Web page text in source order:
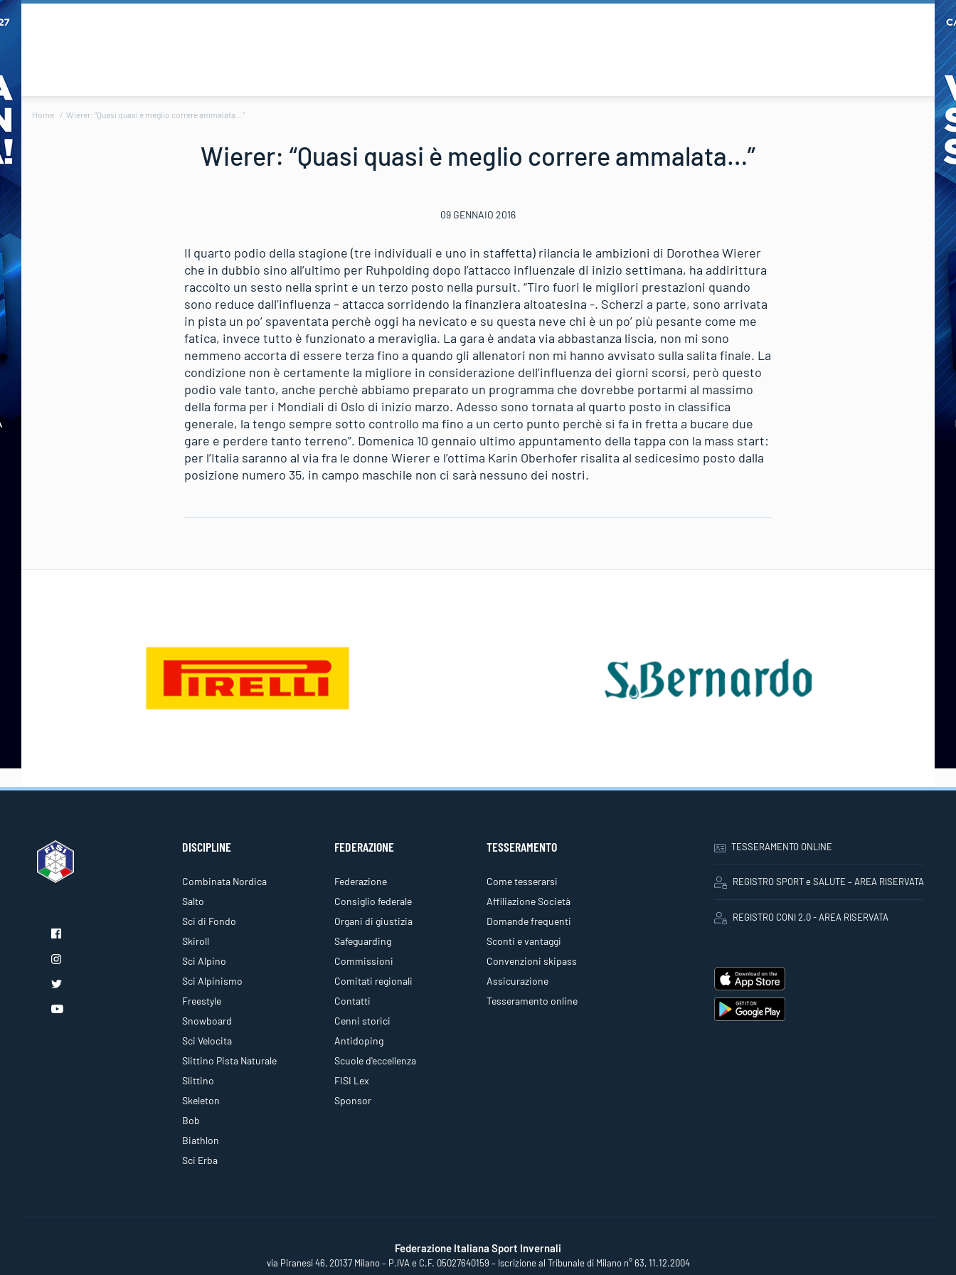
Home Wierer: “Quasi quasi è meglio correre ammalata…”
Wierer: “Quasi quasi è meglio correre ammalata…”
09 GENNAIO 2016
Il quarto podio della stagione (tre individuali e uno in staffetta) rilancia le ambizioni di Dorothea Wierer
che in dubbio sino all’ultimo per Ruhpolding dopo l’attacco influenzale di inizio settimana, ha addirittura
raccolto un sesto nella sprint e un terzo posto nella pursuit. “Tiro fuori le migliori prestazioni quando
sono reduce dall’influenza – attacca sorridendo la finanziera altoatesina -. Scherzi a parte, sono arrivata
in pista un po’ spaventata perchè oggi ha nevicato e su questa neve chi è un po’ più pesante come me
fatica, invece tutto è funzionato a meraviglia. La gara è andata via abbastanza liscia, non mi sono
nemmeno accorta di essere terza fino a quando gli allenatori non mi hanno avvisato sulla salita finale. La
condizione non è certamente la migliore in considerazione dell’influenza dei giorni scorsi, però questo
podio vale tanto, anche perchè abbiamo preparato un programma che dovrebbe portarmi al massimo
della forma per i Mondiali di Oslo di inizio marzo. Adesso sono tornata al quarto posto in classifica
generale, la tengo sempre sotto controllo ma fino a un certo punto perchè si fa in fretta a bucare due
gare e perdere tanto terreno”. Domenica 10 gennaio ultimo appuntamento della tappa con la mass start:
per l’Italia saranno al via fra le donne Wierer e l’ottima Karin Oberhofer risalita al sedicesimo posto dalla
posizione numero 35, in campo maschile non ci sarà nessuno dei nostri.
DISCIPLINE
Combinata Nordica
Salto
Sci di Fondo
Skiroll
Sci Alpino
Sci Alpinismo
Freestyle
Snowboard
Sci Velocita
Slittino Pista Naturale
Slittino
Skeleton
Bob
Biathlon
Sci Erba
FEDERAZIONE
Federazione
Consiglio federale
Organi di giustizia
Safeguarding
Commissioni
Comitati regionali
Contatti
Cenni storici
Antidoping
Scuole d'eccellenza
FISI Lex
Sponsor
TESSERAMENTO
Come tesserarsi
Affiliazione Società
Domande frequenti
Sconti e vantaggi
Convenzioni skipass
Assicurazione
Tesseramento online
TESSERAMENTO ONLINE
REGISTRO SPORT e SALUTE – AREA RISERVATA
REGISTRO CONI 2.0 - AREA RISERVATA
Federazione Italiana Sport Invernali
via Piranesi 46, 20137 Milano – P.IVA e C.F. 05027640159 – Iscrizione al Tribunale di Milano n° 63, 11.12.2004